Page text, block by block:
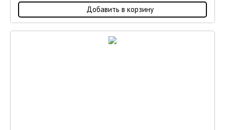
Добавить в корзину